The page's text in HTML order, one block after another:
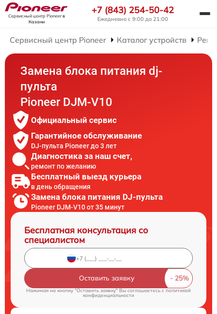
Сервисный центр Pioneerв
Казани
+7 (843) 254-50-42
Ежедневно с 9:00 до 21:00
Сервисный центр Pioneer Каталог устройств
Замена блока питания dj-
пульта
Pioneer DJM-V10
Официальный сервис
Гарантийное обслуживание
DJ-пульта Pioneer до 3 лет
Диагностика за наш счет,
ремонт по желанию
Бесплатный выезд курьера
в день обращения
Замена блока питания DJ-пульта
Pioneer DJM-V10 от 35 минут
Бесплатная консультация со
специалистом
Оставить заявку
Нажимая на кнопку "Оставить заявку" Вы соглашаетесь c политикой
конфиденциальности